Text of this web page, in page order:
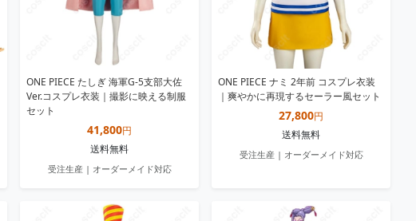
ONE PIECE たしぎ 海軍G-5支部大佐
Ver.コスプレ衣装｜撮影に映える制服
セット
41,800円
送料無料
受注生産 | オーダーメイド対応
ONE PIECE ナミ 2年前 コスプレ衣装
｜爽やかに再現するセーラー風セット
27,800円
送料無料
受注生産 | オーダーメイド対応